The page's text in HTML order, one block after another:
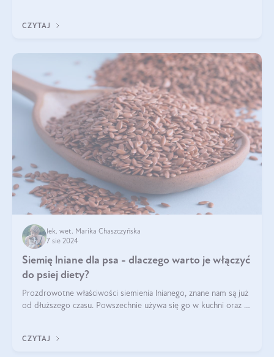
CZYTAJ
lek. wet. Marika Chaszczyńska
7 sie 2024
Siemię lniane dla psa - dlaczego warto je włączyć
do psiej diety?
Prozdrowotne właściwości siemienia lnianego, znane nam są już
od dłuższego czasu. Powszechnie używa się go w kuchni oraz w
CZYTAJ